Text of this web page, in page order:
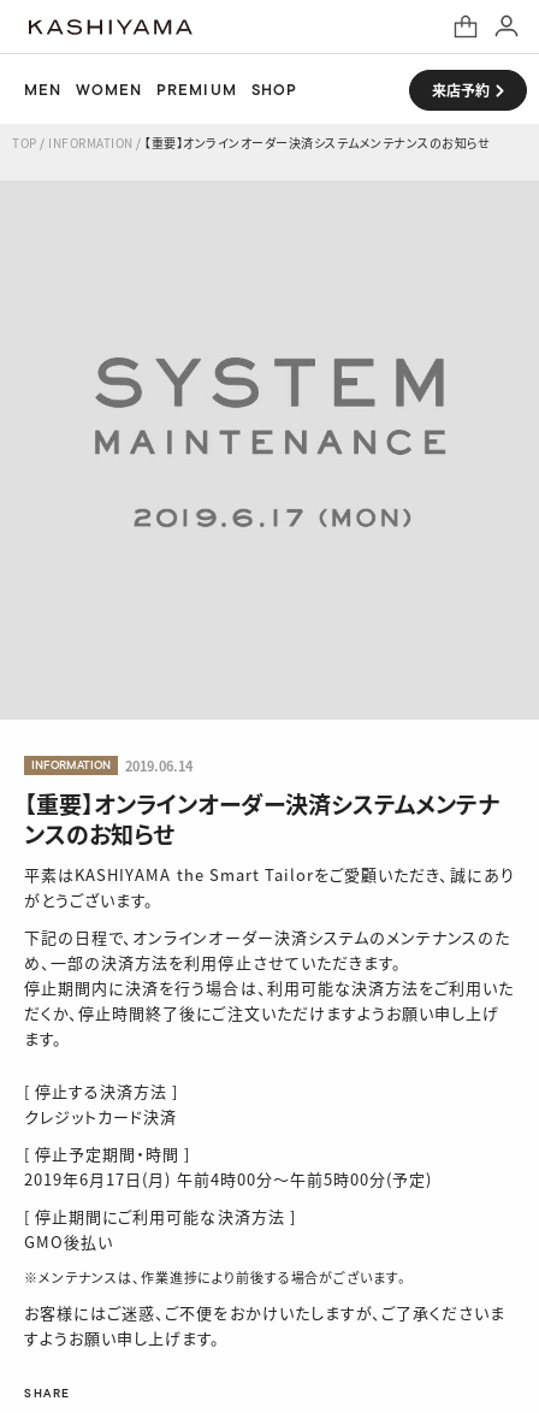
MEN WOMEN PREMIUM SHOP 来店予約
TOP / INFORMATION / 【重要】オンラインオーダー決済システムメンテナンスのお知らせ
INFORMATION 2019.06.14
【重要】オンラインオーダー決済システムメンテナ
ンスのお知らせ
平素はKASHIYAMA the Smart Tailorをご愛顧いただき、誠にあり
がとうございます。
下記の日程で、オンラインオーダー決済システムのメンテナンスのた
め、一部の決済方法を利用停止させていただきます。
停止期間内に決済を行う場合は、利用可能な決済方法をご利用いた
だくか、停止時間終了後にご注文いただけますようお願い申し上げ
ます。
[ 停止する決済方法 ]
クレジットカード決済
[ 停止予定期間・時間 ]
2019年6月17日(月) 午前4時00分～午前5時00分(予定)
[ 停止期間にご利用可能な決済方法 ]
GMO後払い
※メンテナンスは、作業進捗により前後する場合がございます。
お客様にはご迷惑、ご不便をおかけいたしますが、ご了承くださいま
すようお願い申し上げます。
SHARE